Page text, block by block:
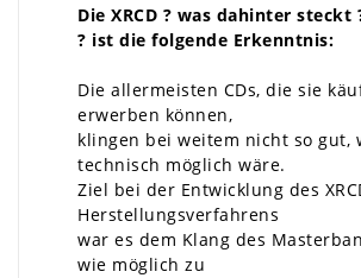
Die XRCD ? was dahinter steckt
? ist die folgende Erkenntnis:
Die allermeisten CDs, die sie
erwerben können,
klingen bei weitem nicht so gut,
technisch möglich wäre.
Ziel bei der Entwicklung des
Herstellungsverfahrens
war es dem Klang des
wie möglich zu